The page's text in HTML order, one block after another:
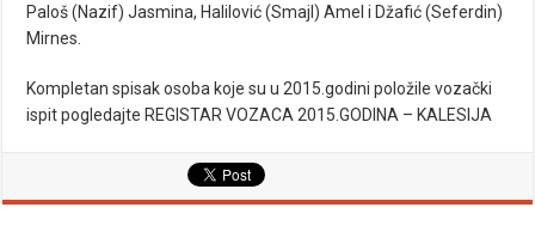
Paloš (Nazif) Jasmina, Halilović (Smajl) Amel i Džafić (Seferdin)
Mirnes.
Kompletan spisak osoba koje su u 2015.godini položile vozački
ispit pogledajte REGISTAR VOZACA 2015.GODINA – KALESIJA